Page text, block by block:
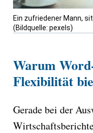
Ein zufriedener Mann,
(Bildquelle: pexels)
Warum
Flexibilität
Gerade bei der